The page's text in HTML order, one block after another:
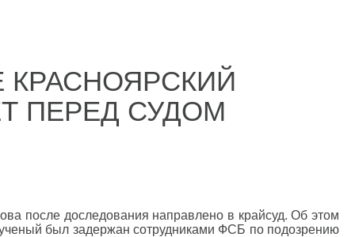
ПЕРЕД СУДОМ
после доследования направлено в крайсуд. Об этом
был задержан сотрудниками ФСБ по подозрению